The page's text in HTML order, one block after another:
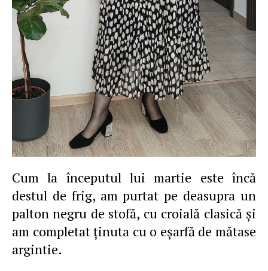
Cum la începutul lui martie este încă
destul de frig, am purtat pe deasupra un
palton negru de stofă, cu croială clasică şi
am completat ţinuta cu o eşarfă de mătase
argintie.